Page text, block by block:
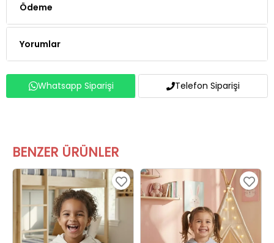
Ödeme
Yorumlar
Whatsapp Siparişi Telefon Siparişi
BENZER ÜRÜNLER